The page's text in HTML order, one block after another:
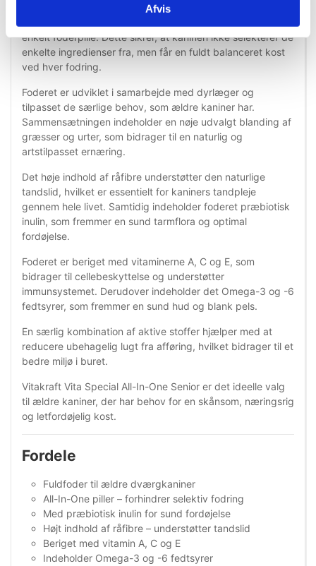
Afvis
leveår. Foderet er sammensat som et såkaldt All-In-One
enkelt foderpille. Dette sikrer, at kaninen ikke selekterer de
enkelte ingredienser fra, men får en fuldt balanceret kost
ved hver fodring.
Foderet er udviklet i samarbejde med dyrlæger og
tilpasset de særlige behov, som ældre kaniner har.
Sammensætningen indeholder en nøje udvalgt blanding af
græsser og urter, som bidrager til en naturlig og
artstilpasset ernæring.
Det høje indhold af råfibre understøtter den naturlige
tandslid, hvilket er essentielt for kaniners tandpleje
gennem hele livet. Samtidig indeholder foderet præbiotisk
inulin, som fremmer en sund tarmflora og optimal
fordøjelse.
Foderet er beriget med vitaminerne A, C og E, som
bidrager til cellebeskyttelse og understøtter
immunsystemet. Derudover indeholder det Omega-3 og -6
fedtsyrer, som fremmer en sund hud og blank pels.
En særlig kombination af aktive stoffer hjælper med at
reducere ubehagelig lugt fra afføring, hvilket bidrager til et
bedre miljø i buret.
Vitakraft Vita Special All-In-One Senior er det ideelle valg
til ældre kaniner, der har behov for en skånsom, næringsrig
og letfordøjelig kost.
Fordele
Fuldfoder til ældre dværgkaniner
All-In-One piller – forhindrer selektiv fodring
Med præbiotisk inulin for sund fordøjelse
Højt indhold af råfibre – understøtter tandslid
Beriget med vitamin A, C og E
Indeholder Omega-3 og -6 fedtsyrer